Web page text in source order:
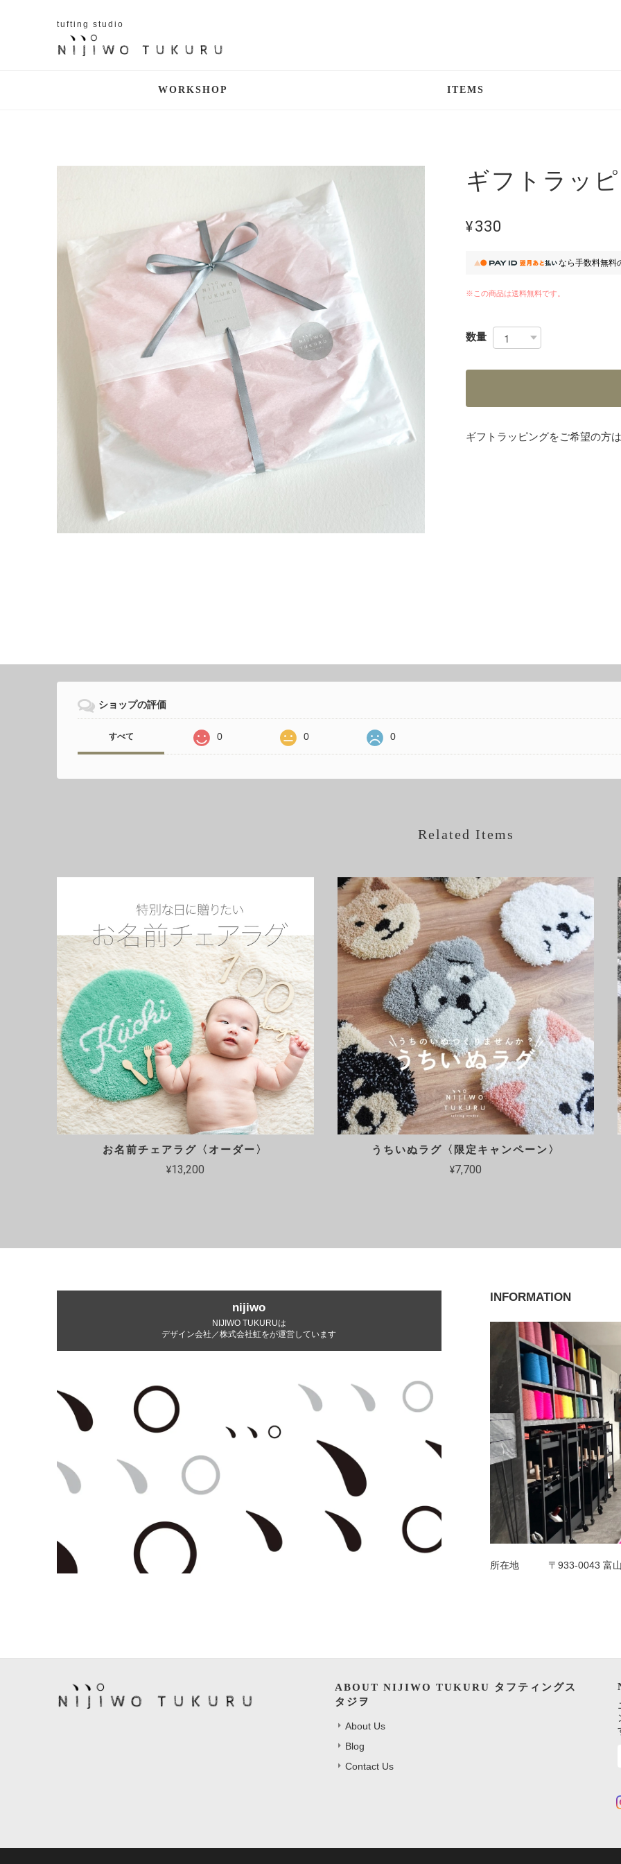
tufting studio
WORKSHOP ITEMS
ギフトラッ
¥330
なら手数料無料
※この商品は送料無料です。
数量
ギフトラッピングをご希望の方
ショップの評価
すべて 0 0 0
Related Items
お名前チェアラグ〈オーダー〉
¥13,200
うちいぬラグ〈限定キャンペーン〉
¥7,700
nijiwo
NIJIWO TUKURUは
デザイン会社／株式会社虹をが運営しています
INFORMATION
所在地 〒933-0043 富
ABOUT NIJIWO TUKURU タフティングス
タジヲ
About Us
Blog
Contact Us